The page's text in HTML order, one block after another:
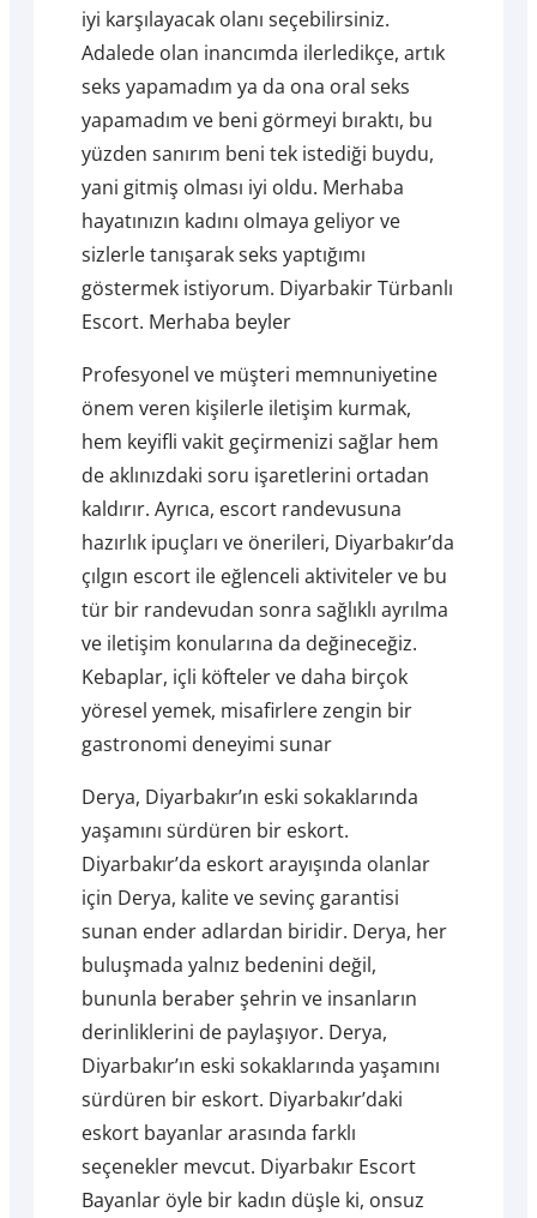
iyi karşılayacak olanı seçebilirsiniz.
Adalede olan inancımda ilerledikçe, artık
seks yapamadım ya da ona oral seks
yapamadım ve beni görmeyi bıraktı, bu
yüzden sanırım beni tek istediği buydu,
yani gitmiş olması iyi oldu. Merhaba
hayatınızın kadını olmaya geliyor ve
sizlerle tanışarak seks yaptığımı
göstermek istiyorum. Diyarbakir Türbanlı
Escort. Merhaba beyler
Profesyonel ve müşteri memnuniyetine
önem veren kişilerle iletişim kurmak,
hem keyifli vakit geçirmenizi sağlar hem
de aklınızdaki soru işaretlerini ortadan
kaldırır. Ayrıca, escort randevusuna
hazırlık ipuçları ve önerileri, Diyarbakır’da
çılgın escort ile eğlenceli aktiviteler ve bu
tür bir randevudan sonra sağlıklı ayrılma
ve iletişim konularına da değineceğiz.
Kebaplar, içli köfteler ve daha birçok
yöresel yemek, misafirlere zengin bir
gastronomi deneyimi sunar
Derya, Diyarbakır’ın eski sokaklarında
yaşamını sürdüren bir eskort.
Diyarbakır’da eskort arayışında olanlar
için Derya, kalite ve sevinç garantisi
sunan ender adlardan biridir. Derya, her
buluşmada yalnız bedenini değil,
bununla beraber şehrin ve insanların
derinliklerini de paylaşıyor. Derya,
Diyarbakır’ın eski sokaklarında yaşamını
sürdüren bir eskort. Diyarbakır’daki
eskort bayanlar arasında farklı
seçenekler mevcut. Diyarbakır Escort
Bayanlar öyle bir kadın düşle ki, onsuz